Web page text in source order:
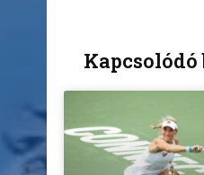
Kapcsolódó